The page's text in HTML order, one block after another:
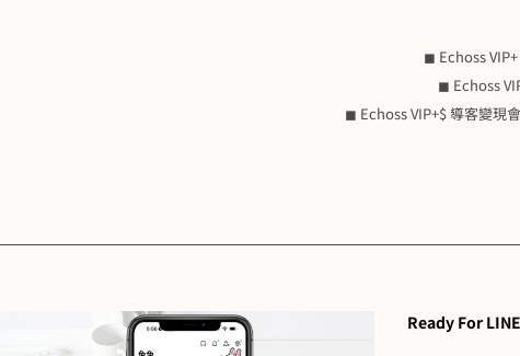
◼ Echoss
◼ Echoss
◼ Echoss VIP+$ 導客變現
Ready For